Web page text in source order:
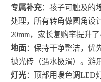
专属补充：孩子可触及的
处理，所有转角做圆角设
20mm，家长复购率提升了
地面 ：保持干净整洁，优
抛光砖（遇水极滑）。游
灯光：顶部用暖色调LED